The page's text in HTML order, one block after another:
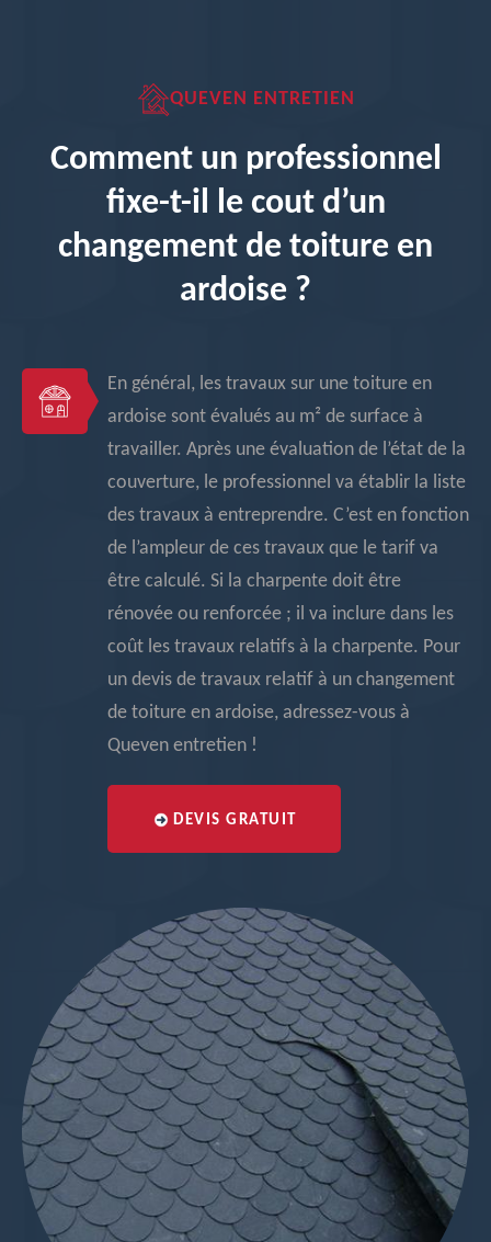
QUEVEN ENTRETIEN
Comment un professionnel
fixe-t-il le cout d’un
changement de toiture en
ardoise ?
En général, les travaux sur une toiture en
ardoise sont évalués au m² de surface à
travailler. Après une évaluation de l’état de la
couverture, le professionnel va établir la liste
des travaux à entreprendre. C’est en fonction
de l’ampleur de ces travaux que le tarif va
être calculé. Si la charpente doit être
rénovée ou renforcée ; il va inclure dans les
coût les travaux relatifs à la charpente. Pour
un devis de travaux relatif à un changement
de toiture en ardoise, adressez-vous à
Queven entretien !
DEVIS GRATUIT